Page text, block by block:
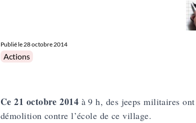
Publié le28 octobre 2014
Posted in
Actions
Ce 21 octobre 2014 à 9 h, des jeeps militaires
démolition contre l’école de ce village.